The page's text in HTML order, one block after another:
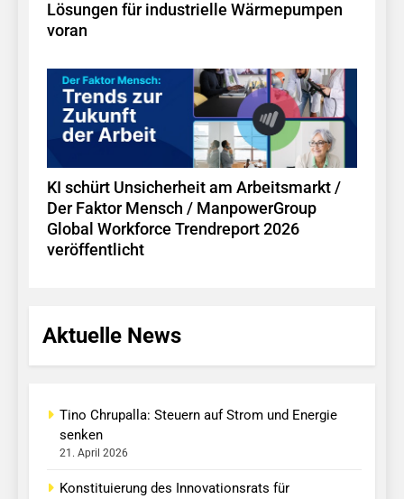
Lösungen für industrielle Wärmepumpen
voran
KI schürt Unsicherheit am Arbeitsmarkt /
Der Faktor Mensch / ManpowerGroup
Global Workforce Trendreport 2026
veröffentlicht
Aktuelle News
Tino Chrupalla: Steuern auf Strom und Energie
senken
21. April 2026
Konstituierung des Innovationsrats für